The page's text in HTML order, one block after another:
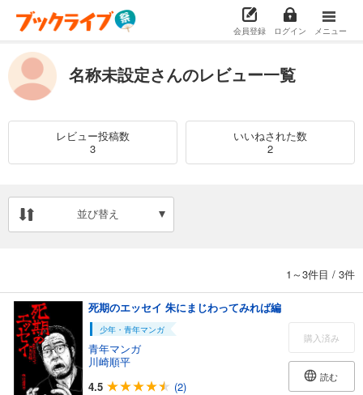
会員登録 ログイン メニュー
名称未設定さんのレビュー一覧
レビュー投稿数
3
いいねされた数
2
並び替え
1～3件目 / 3件
死期のエッセイ 朱にまじわってみれば編
少年・青年マンガ
青年マンガ
川崎順平
4.5
(2)
購入済み
読む